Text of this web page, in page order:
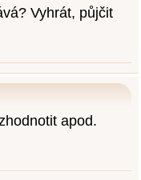
Vyhrát, půjčit
apod.